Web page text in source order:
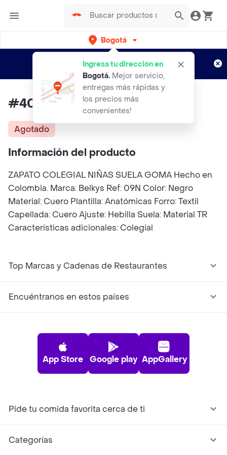
Bogotá
Ingresa tu dirección en
Bogotá. Mejor servicio,
entregas más rápidas y
los precios más
convenientes!
envíos gratis por semanas
Aplican TyC
#40 Zapato Colegial Niñas
Agotado
Información del producto
ZAPATO COLEGIAL NIÑAS SUELA GOMA Hecho en
Colombia. Marca: Belkys Ref: 09N Color: Negro
Material: Cuero Plantilla: Anatómicas Forro: Textil
Capellada: Cuero Ajuste: Hebilla Suela: Material TR
Características adicionales: Colegial
Top Marcas y Cadenas de Restaurantes
Encuéntranos en estos países
App Store Google play AppGallery
Pide tu comida favorita cerca de ti
Categorías